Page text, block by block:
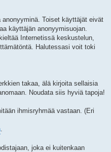
Toiset käyttäjät eivät
käyttäjän anonyymisuojan.
Internetissä keskustelun,
Halutessasi voit toki
takaa, älä kirjoita sellaisia
Noudata siis hyviä tapoja!
ihmisryhmää vastaan. (Eri
joka ei kuitenkaan